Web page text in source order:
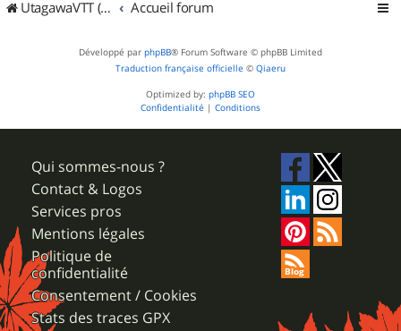
UtagawaVTT (Randos VTT et VTTAE avec traces GPS) Accueil forum
Développé par phpBB® Forum Software © phpBB Limited
Traduction française officielle © Qiaeru
Optimized by: phpBB SEO
Confidentialité | Conditions
Qui sommes-nous ?
Contact & Logos
Services pros
Mentions légales
Politique de
confidentialité
Consentement / Cookies
Stats des traces GPX